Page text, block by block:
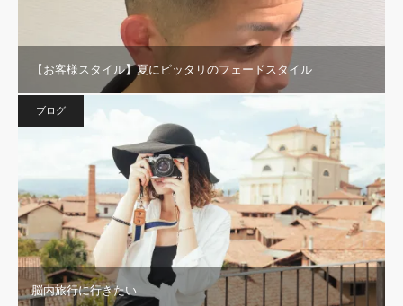
【お客様スタイル】夏にピッタリのフェードスタイル
ブログ
脳内旅行に行きたい